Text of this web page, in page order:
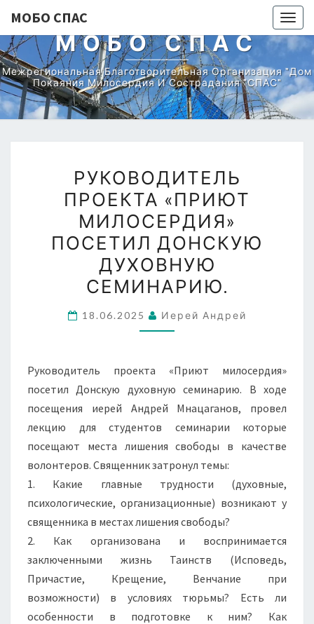
МОБО СПАС
МОБО СПАС
Межрегиональная Благотворительная Организация "Дом
Покаяния Милосердия И Сострадания "СПАС"
ПРОЕКТА
«ПРИЮТ
МИЛОСЕРДИЯ»
ПОСЕТИЛ
ДОНСКУЮ
ДУХОВНУЮ
СЕМИНАРИЮ.
РУКОВОДИТЕЛЬ
ПРОЕКТА «ПРИЮТ
МИЛОСЕРДИЯ»
ПОСЕТИЛ ДОНСКУЮ
ДУХОВНУЮ
СЕМИНАРИЮ.
18.06.2025 Иерей Андрей
Руководитель проекта «Приют милосердия»
посетил Донскую духовную семинарию. В ходе
посещения иерей Андрей Мнацаганов, провел
лекцию для студентов семинарии которые
посещают места лишения свободы в качестве
волонтеров. Священник затронул темы:
1. Какие главные трудности (духовные,
психологические, организационные) возникают у
священника в местах лишения свободы?
2. Как организована и воспринимается
заключенными жизнь Таинств (Исповедь,
Причастие, Крещение, Венчание при
возможности) в условиях тюрьмы? Есть ли
особенности в подготовке к ним? Как